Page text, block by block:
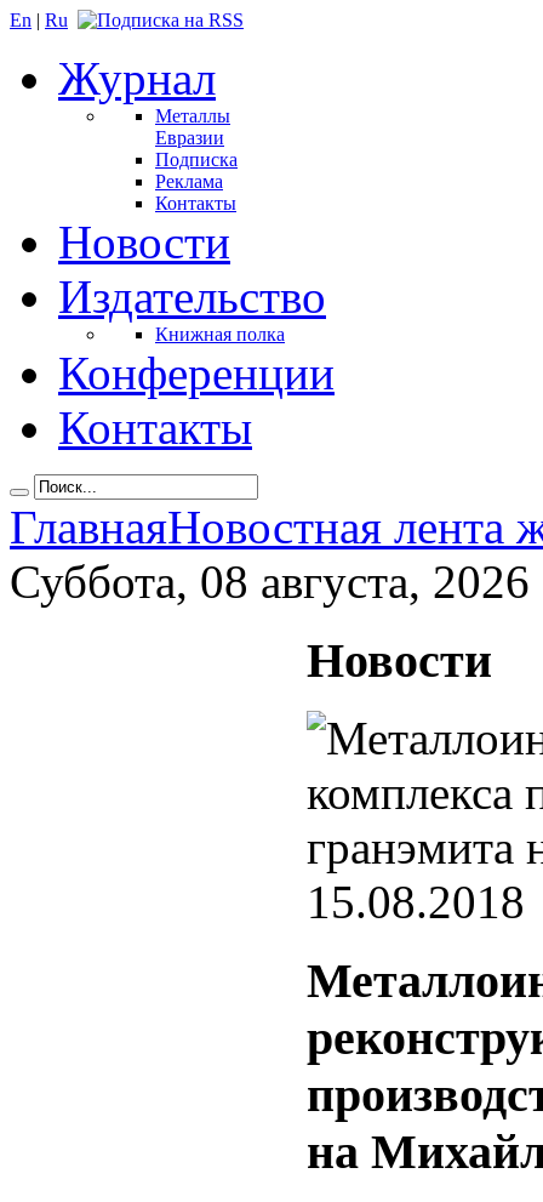
En | Ru
Журнал
Металлы
Евразии
Подписка
Реклама
Контакты
Новости
Издательство
Книжная полка
Конференции
Контакты
ГлавнаяНовостная лента
Суббота, 08 августа, 2026
Новости
15.08.2018
на